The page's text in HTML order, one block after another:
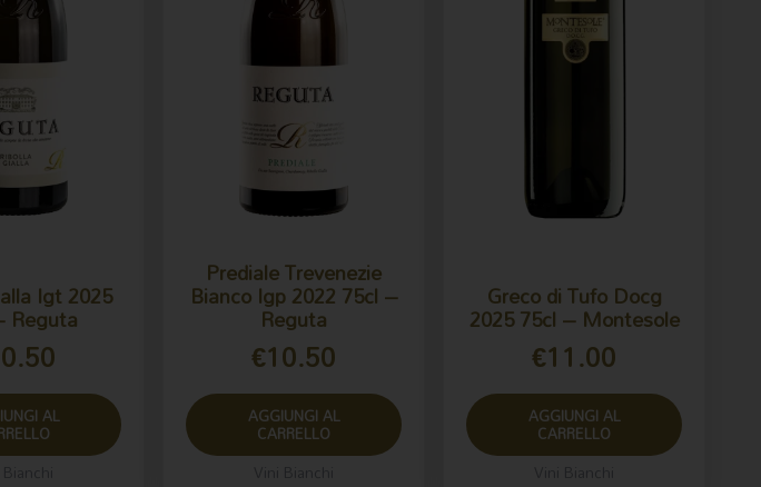
Igt 2025
Reguta
AL
Prediale Trevenezie
Bianco Igp 2022 75cl –
Reguta
€10.50
AGGIUNGI AL
CARRELLO
Greco di Tufo Docg
2025 75cl – Montesole
€11.00
AGGIUNGI AL
CARRELLO